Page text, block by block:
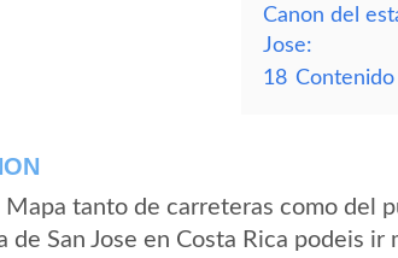
Canon del
Jose:
18 Contenido
tanto de carreteras como del
de San Jose en Costa Rica podeis ir